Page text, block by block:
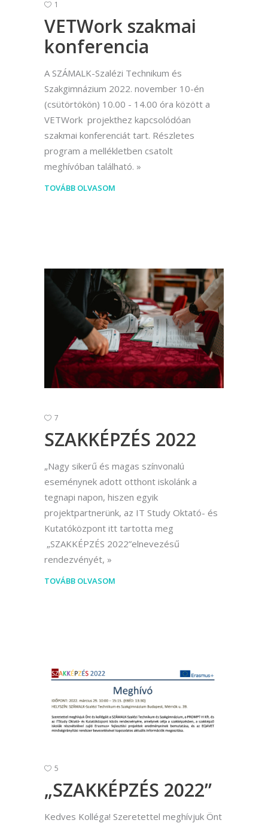
1
VETWork szakmai
konferencia
A SZÁMALK-Szalézi Technikum és
Szakgimnázium 2022. november 10-én
(csütörtökön) 10.00 - 14.00 óra között a
VETWork projekthez kapcsolódóan
szakmai konferenciát tart. Részletes
program a mellékletben csatolt
meghívóban található.
TOVÁBB OLVASOM
7
SZAKKÉPZÉS 2022
„Nagy sikerű és magas színvonalú
eseménynek adott otthont iskolánk a
tegnapi napon, hiszen egyik
projektpartnerünk, az IT Study Oktató- és
Kutatóközpont itt tartotta meg
„SZAKKÉPZÉS 2022”elnevezésű
rendezvényét,
TOVÁBB OLVASOM
5
„SZAKKÉPZÉS 2022”
Kedves Kolléga! Szeretettel meghívjuk Önt